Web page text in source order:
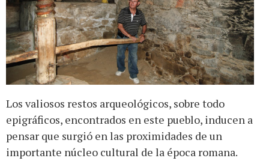
Los valiosos restos arqueológicos, sobre todo
epigráficos, encontrados en este pueblo, inducen a
pensar que surgió en las proximidades de un
importante núcleo cultural de la época romana.